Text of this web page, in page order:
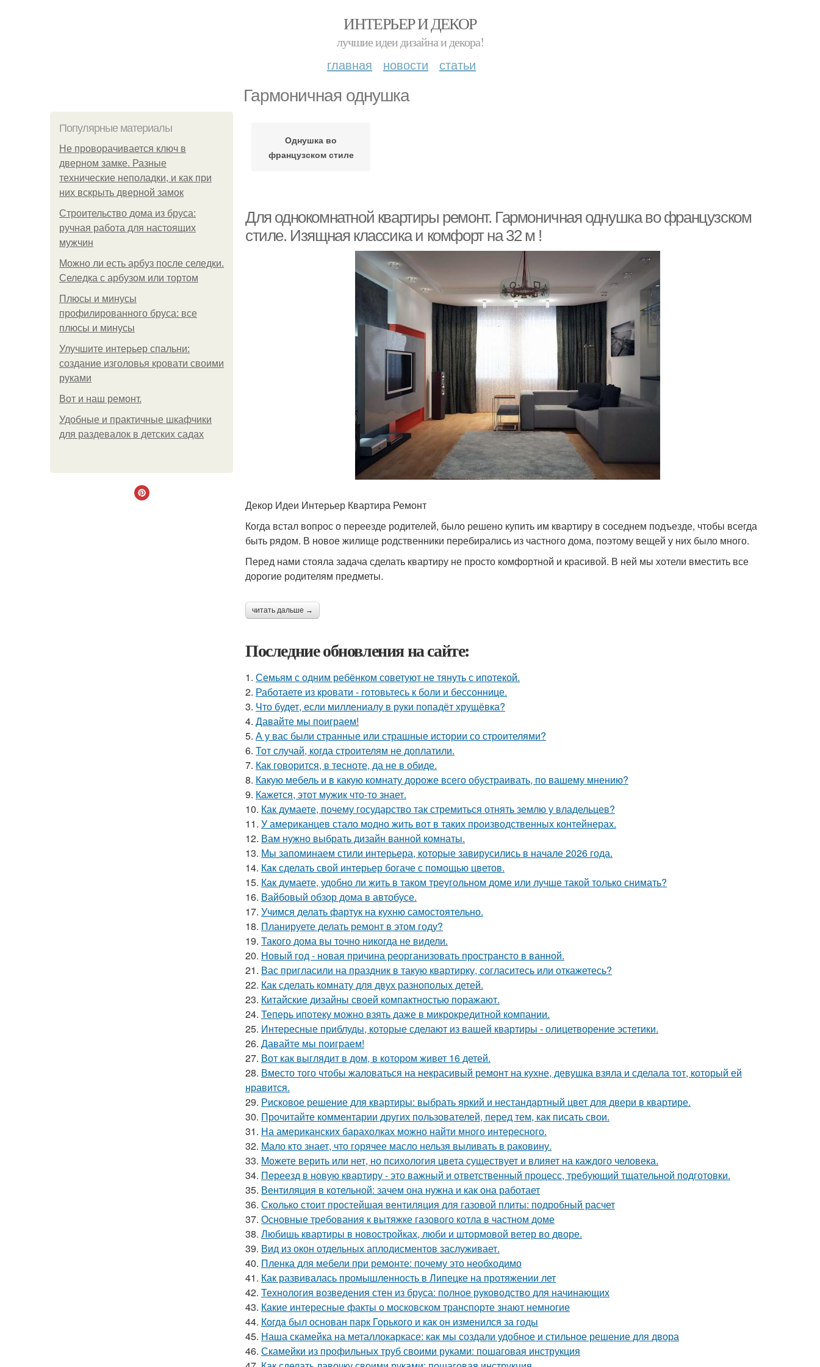
ИНТЕРЬЕР И ДЕКОР
лучшие идеи дизайна и декора!
главная новости статьи
Гармоничная однушка
Популярные материалы
Не проворачивается ключ в
дверном замке. Разные
технические неполадки, и как при
них вскрыть дверной замок
Строительство дома из бруса:
ручная работа для настоящих
мужчин
Можно ли есть арбуз после селедки.
Селедка с арбузом или тортом
Плюсы и минусы
профилированного бруса: все
плюсы и минусы
Улучшите интерьер спальни:
создание изголовья кровати своими
руками
Boт и наш ремoнт.
Удобные и практичные шкафчики
для раздевалок в детских садах
Однушка во
французском стиле
Для однокомнатной квартиры ремонт. Гармоничная однушка во французском
стиле. Изящная классика и комфорт на 32 м !
Декор Идеи Интерьер Квартира Ремонт
Когда встал вопрос о переезде родителей, было решено купить им квартиру в соседнем подъезде, чтобы всегда
быть рядом. В новое жилище родственники перебирались из частного дома, поэтому вещей у них было много.
Перед нами стояла задача сделать квартиру не просто комфортной и красивой. В ней мы хотели вместить все
дорогие родителям предметы.
читать дальше →
Последние обновления на сайте:
1. Семьям с одним ребёнком советуют не тянуть с ипотекой.
2. Работаете из кровати - готовьтесь к боли и бессоннице.
3. Что будет, если миллениалу в руки попадёт хрущёвка?
4. Давайте мы поиграем!
5. А у вас были странные или страшные истории со строителями?
6. Тот случай, когда строителям не доплатили.
7. Как говорится, в тесноте, да не в обиде.
8. Какую мебель и в какую комнату дороже всего обустраивать, по вашему мнению?
9. Кажется, этот мужик что-то знает.
10. Как думаете, почему государство так стремиться отнять землю у владельцев?
11. У американцев стало модно жить вот в таких производственных контейнерах.
12. Вам нужно выбрать дизайн ванной комнаты.
13. Мы запоминаем стили интерьера, которые завирусились в начале 2026 года.
14. Как сделать свой интерьер богаче с помощью цветов.
15. Как думаете, удобно ли жить в таком треугольном доме или лучше такой только снимать?
16. Вайбовый обзор дома в автобусе.
17. Учимся делать фартук на кухню самостоятельно.
18. Планируете делать ремонт в этом году?
19. Такого дома вы точно никогда не видели.
20. Новый год - новая причина реорганизовать пространсто в ванной.
21. Вас пригласили на праздник в такую квартирку, согласитесь или откажетесь?
22. Как сделать комнату для двух разнополых детей.
23. Китайские дизайны своей компактностью поражают.
24. Теперь ипотеку можно взять даже в микрокредитной компании.
25. Интересные приблуды, которые сделают из вашей квартиры - олицетворение эстетики.
26. Давайте мы поиграем!
27. Вот как выглядит в дом, в котором живет 16 детей.
28. Вместо того чтобы жаловаться на некрасивый ремонт на кухне, девушка взяла и сделала тот, который ей
нравится.
29. Рисковое решение для квартиры: выбрать яркий и нестандартный цвет для двери в квартире.
30. Прочитайте комментарии других пользователей, перед тем, как писать свои.
31. На американских барахолках можно найти много интересного.
32. Мало кто знает, что горячее масло нельзя выливать в раковину.
33. Можете верить или нет, но психология цвета существует и влияет на каждого человека.
34. Переезд в новую квартиру - это важный и ответственный процесс, требующий тщательной подготовки.
35. Вентиляция в котельной: зачем она нужна и как она работает
36. Сколько стоит простейшая вентиляция для газовой плиты: подробный расчет
37. Основные требования к вытяжке газового котла в частном доме
38. Любишь квартиры в новостройках, люби и штормовой ветер во дворе.
39. Вид из окон отдельных аплодисментов заслуживает.
40. Пленка для мебели при ремонте: почему это необходимо
41. Как развивалась промышленность в Липецке на протяжении лет
42. Технология возведения стен из бруса: полное руководство для начинающих
43. Какие интересные факты о московском транспорте знают немногие
44. Когда был основан парк Горького и как он изменился за годы
45. Наша скамейка на металлокаркасе: как мы создали удобное и стильное решение для двора
46. Скамейки из профильных труб своими руками: пошаговая инструкция